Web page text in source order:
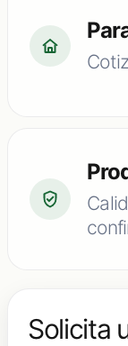
Solicita